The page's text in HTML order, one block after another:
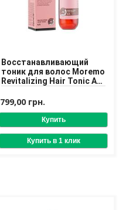
Восстанавливающий
тоник для волос Moremo
Revitalizing Hair Tonic A
799,00 грн.